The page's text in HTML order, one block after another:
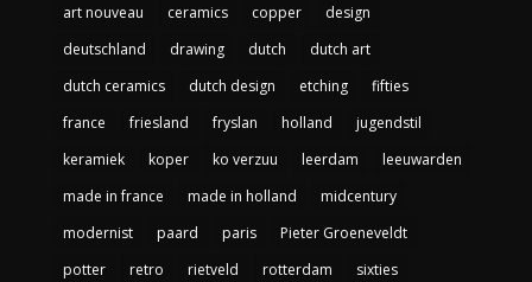
art nouveau
ceramics copper
design
deutschland
drawing dutch
dutch art
dutch ceramics
dutch design etching
fifties
france
friesland fryslan holland
jugendstil
keramiek
koper ko verzuu leerdam
leeuwarden
made in france
made in holland
midcentury
modernist
paard paris
Pieter Groeneveldt
potter
retro rietveld rotterdam sixties